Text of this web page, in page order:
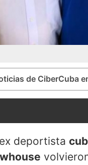
de CiberCuba
deportista